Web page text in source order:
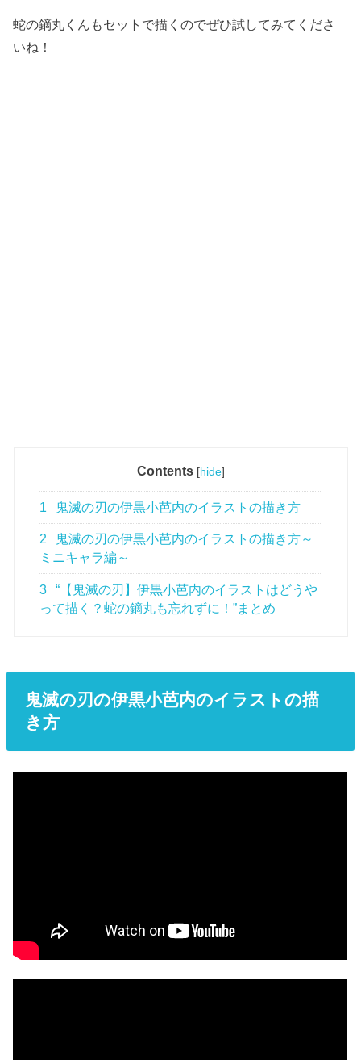
蛇の鏑丸くんもセットで描くのでぜひ試してみてくださ
いね！
Contents [hide]
1 鬼滅の刃の伊黒小芭内のイラストの描き方
2
鬼滅の刃の伊黒小芭内のイラストの描き方～
ミニキャラ編～
3
“【鬼滅の刃】伊黒小芭内のイラストはどうや
って描く？蛇の鏑丸も忘れずに！”まとめ
鬼滅の刃の伊黒小芭内のイラストの描
き方